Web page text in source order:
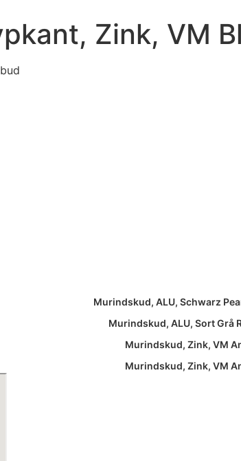
Zink, VM
Murindskud, ALU, Schwarz
Murindskud, ALU, Sort Grå
Murindskud, Zink, VM
Murindskud, Zink, VM